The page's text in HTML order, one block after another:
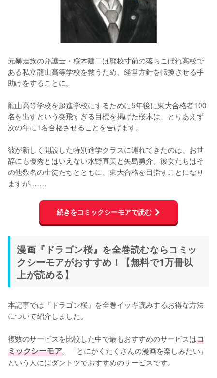
元暴走族の弁護士・桜木建二は廃校寸前の落ちこぼれ高校で
ある私立龍山高等学校を救うため、経営方針を転換させる手
助けをすることに。
龍山高等学校を超進学校にするために5年後に東大合格者100
名を出すという突飛すぎる目標を掲げた桜木は、とりあえず
次の年に1名合格させることを告げます。
彼が新しく開設した特別進学クラスに連れてきたのは、お世
辞にも優秀とはいえない水野直美と矢島勇介。彼女たちはそ
の他数名の生徒たちとともに、東大合格を目指すことになり
ますが……。
続きをコミックシーモアで読む
漫画『ドラゴン桜』を全巻読むならコミッ
クシーモアがおすすめ！【無料で1万冊以
上が読める】
本記事では『ドラゴン桜』を全巻イッキ読みするお得な方法
について紹介しました。
複数のサービスを比較した中で最もおすすめのサービスはコ
ミックシーモア。「とにかくたくさんの漫画を楽しみたい」
という人にはダントツでおすすめのサービスです。